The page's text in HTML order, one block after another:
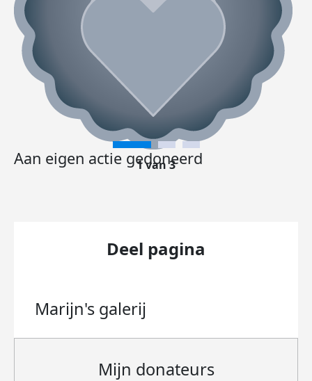
Aan eigen actie gedoneerd
1 van 3
Deel pagina
Marijn's galerij
Mijn donateurs